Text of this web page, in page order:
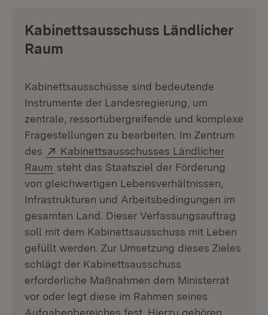
Kabinettsausschuss Ländlicher
Raum
Kabinettsausschüsse sind bedeutende
Instrumente der Landesregierung, um
zentrale, ressortübergreifende und komplexe
Fragestellungen zu bearbeiten. Im Zentrum
des
Extern:
Kabinettsausschusses Ländlicher
Raum (Öffnet in neuem Fenster)
steht das Staatsziel der Förderung
von gleichwertigen Lebensverhältnissen,
Infrastrukturen und Arbeitsbedingungen im
gesamten Land. Dieser Verfassungsauftrag
soll mit dem Kabinettsausschuss mit Leben
gefüllt werden. Zur Umsetzung dieses Zieles
schlägt der Kabinettsausschuss
erforderliche Maßnahmen dem Ministerrat
vor oder legt diese im Rahmen seines
Aufgabenbereiches fest. Hierzu gehören